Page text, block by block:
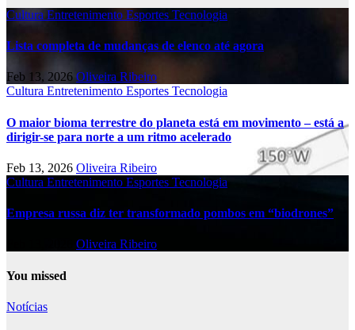
Cultura Entretenimento Esportes Tecnologia
Lista completa de mudanças de elenco até agora
Feb 13, 2026 Oliveira Ribeiro
Cultura Entretenimento Esportes Tecnologia
O maior bioma terrestre do planeta está em movimento – está a
dirigir-se para norte a um ritmo acelerado
Feb 13, 2026 Oliveira Ribeiro
Cultura Entretenimento Esportes Tecnologia
Empresa russa diz ter transformado pombos em “biodrones”
Oliveira Ribeiro
You missed
Notícias